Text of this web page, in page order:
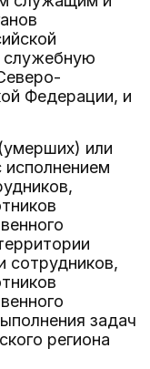
Федерации, и
или
исполнением
сотрудников,
задач
региона